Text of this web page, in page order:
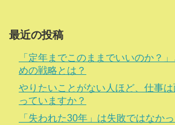
最近の投稿
「定年までこのままでいいのか？
めの戦略とは？
やりたいことがない人ほど、仕事
っていますか？
「失われた30年」は失敗ではなか